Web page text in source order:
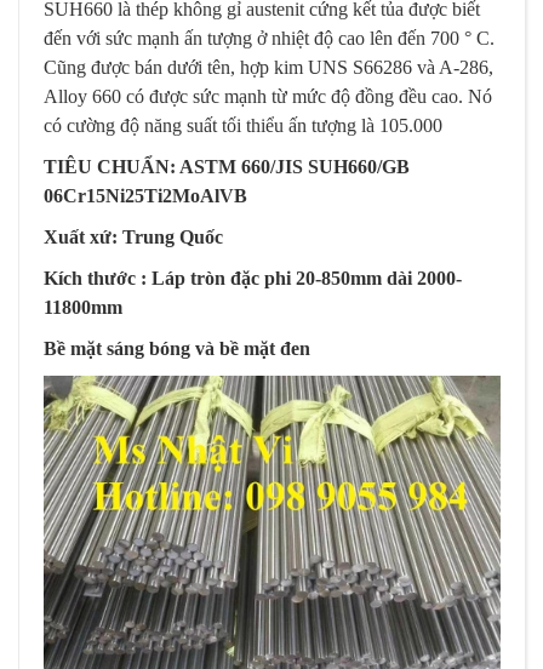
SUH660 là thép không gỉ austenit cứng kết tủa được biết
đến với sức mạnh ấn tượng ở nhiệt độ cao lên đến 700 ° C.
Cũng được bán dưới tên, hợp kim UNS S66286 và A-286,
Alloy 660 có được sức mạnh từ mức độ đồng đều cao. Nó
có cường độ năng suất tối thiểu ấn tượng là 105.000
TIÊU CHUẨN: ASTM 660/JIS SUH660/GB
06Cr15Ni25Ti2MoAlVB
Xuất xứ: Trung Quốc
Kích thước : Láp tròn đặc phi 20-850mm dài 2000-
11800mm
Bề mặt sáng bóng và bề mặt đen